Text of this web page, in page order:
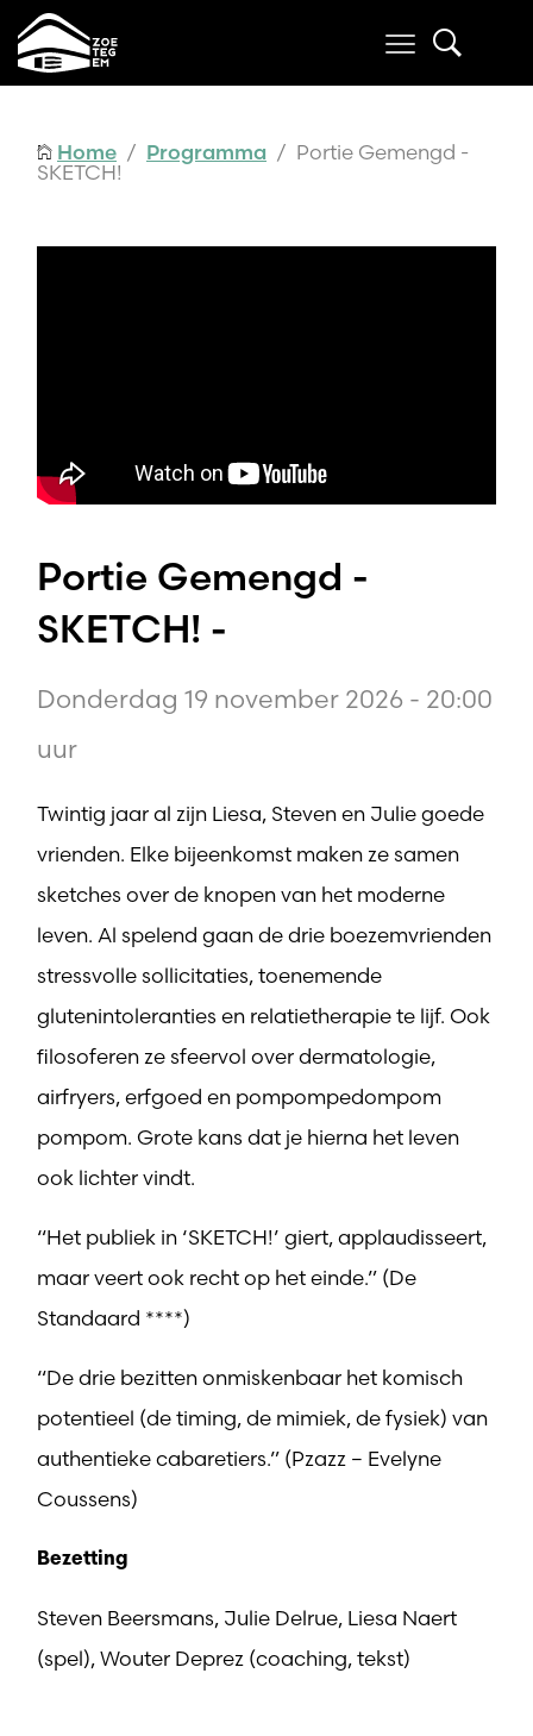
Home / Programma / Portie Gemengd -
SKETCH!
Portie Gemengd -
SKETCH! -
Donderdag 19 november 2026 - 20:00
uur
Twintig jaar al zijn Liesa, Steven en Julie goede
vrienden. Elke bijeenkomst maken ze samen
sketches over de knopen van het moderne
leven. Al spelend gaan de drie boezemvrienden
stressvolle sollicitaties, toenemende
glutenintoleranties en relatietherapie te lijf. Ook
filosoferen ze sfeervol over dermatologie,
airfryers, erfgoed en pompompedompom
pompom. Grote kans dat je hierna het leven
ook lichter vindt.
“Het publiek in ‘SKETCH!’ giert, applaudisseert,
maar veert ook recht op het einde.” (De
Standaard ****)
“De drie bezitten onmiskenbaar het komisch
potentieel (de timing, de mimiek, de fysiek) van
authentieke cabaretiers.” (Pzazz – Evelyne
Coussens)
Bezetting
Steven Beersmans, Julie Delrue, Liesa Naert
(spel), Wouter Deprez (coaching, tekst)